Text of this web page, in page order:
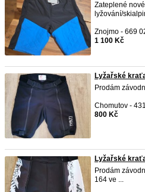
Zateplené
lyžování/
Znojmo - 669
1 100 Kč
Lyžařské
Prodám
Chomutov -
800 Kč
Lyžařské
Prodám
164 ve ...